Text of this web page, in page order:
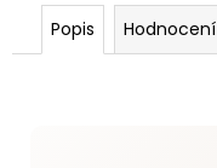
Popis Hodnocení